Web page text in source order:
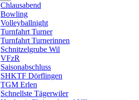
Chlausabend
Bowling
Volleyballnight
Turnfahrt Turner
Turnfahrt Turnerinnen
Schnitzelgrube Wil
VFzR
Saisonabschluss
SHKTF Dörflingen
TGM Erlen
Schnellste Tägerwiler